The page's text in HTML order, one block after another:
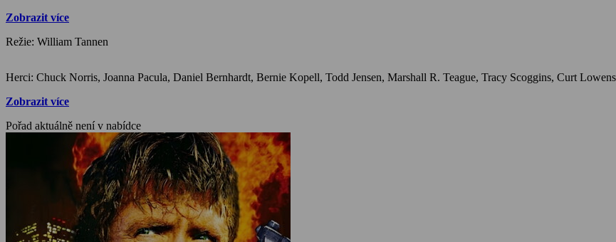
Zobrazit více
Režie: William Tannen
Zobrazit více
Pořad aktuálně není v nabídce